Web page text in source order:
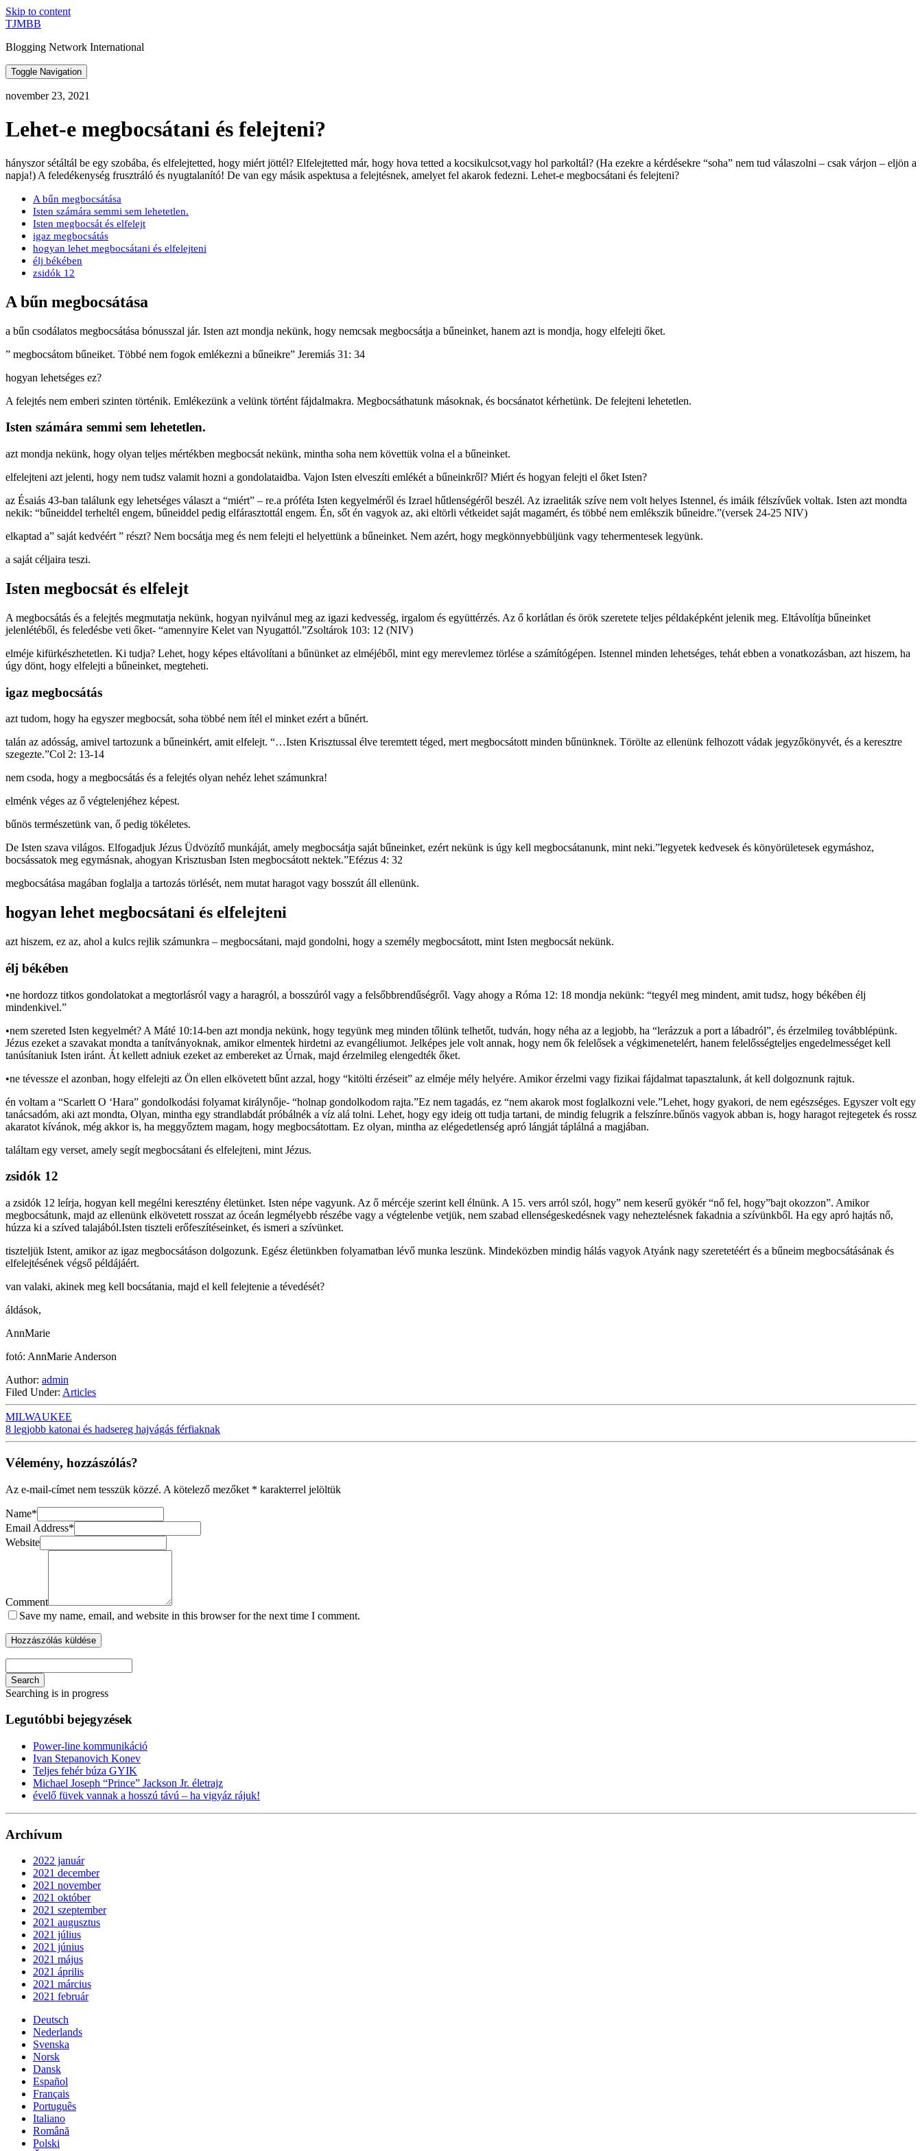
Skip to content
TJMBB
Blogging Network International
Toggle Navigation
november 23, 2021
Lehet-e megbocsátani és felejteni?
hányszor sétáltál be egy szobába, és elfelejtetted, hogy miért jöttél? Elfelejtetted már, hogy hova tetted a kocsikulcsot,vagy hol parkoltál? (Ha ezekre a kérdésekre “soha” nem tud válaszolni – csak várjon – eljön a
napja!) A feledékenység frusztráló és nyugtalanító! De van egy másik aspektusa a felejtésnek, amelyet fel akarok fedezni. Lehet-e megbocsátani és felejteni?
A bűn megbocsátása
Isten számára semmi sem lehetetlen.
Isten megbocsát és elfelejt
igaz megbocsátás
hogyan lehet megbocsátani és elfelejteni
élj békében
zsidók 12
A bűn megbocsátása
a bűn csodálatos megbocsátása bónusszal jár. Isten azt mondja nekünk, hogy nemcsak megbocsátja a bűneinket, hanem azt is mondja, hogy elfelejti őket.
” megbocsátom bűneiket. Többé nem fogok emlékezni a bűneikre” Jeremiás 31: 34
hogyan lehetséges ez?
A felejtés nem emberi szinten történik. Emlékezünk a velünk történt fájdalmakra. Megbocsáthatunk másoknak, és bocsánatot kérhetünk. De felejteni lehetetlen.
Isten számára semmi sem lehetetlen.
azt mondja nekünk, hogy olyan teljes mértékben megbocsát nekünk, mintha soha nem követtük volna el a bűneinket.
elfelejteni azt jelenti, hogy nem tudsz valamit hozni a gondolataidba. Vajon Isten elveszíti emlékét a bűneinkről? Miért és hogyan felejti el őket Isten?
az Ésaiás 43-ban találunk egy lehetséges választ a “miért” – re.a próféta Isten kegyelméről és Izrael hűtlenségéről beszél. Az izraeliták szíve nem volt helyes Istennel, és imáik félszívűek voltak. Isten azt mondta
nekik: “bűneiddel terheltél engem, bűneiddel pedig elfárasztottál engem. Én, sőt én vagyok az, aki eltörli vétkeidet saját magamért, és többé nem emlékszik bűneidre.”(versek 24-25 NIV)
elkaptad a” saját kedvéért ” részt? Nem bocsátja meg és nem felejti el helyettünk a bűneinket. Nem azért, hogy megkönnyebbüljünk vagy tehermentesek legyünk.
a saját céljaira teszi.
Isten megbocsát és elfelejt
A megbocsátás és a felejtés megmutatja nekünk, hogyan nyilvánul meg az igazi kedvesség, irgalom és együttérzés. Az ő korlátlan és örök szeretete teljes példaképként jelenik meg. Eltávolítja bűneinket
jelenlétéből, és feledésbe veti őket- “amennyire Kelet van Nyugattól.”Zsoltárok 103: 12 (NIV)
elméje kifürkészhetetlen. Ki tudja? Lehet, hogy képes eltávolítani a bűnünket az elméjéből, mint egy merevlemez törlése a számítógépen. Istennel minden lehetséges, tehát ebben a vonatkozásban, azt hiszem, ha
úgy dönt, hogy elfelejti a bűneinket, megteheti.
igaz megbocsátás
azt tudom, hogy ha egyszer megbocsát, soha többé nem ítél el minket ezért a bűnért.
talán az adósság, amivel tartozunk a bűneinkért, amit elfelejt. “…Isten Krisztussal élve teremtett téged, mert megbocsátott minden bűnünknek. Törölte az ellenünk felhozott vádak jegyzőkönyvét, és a keresztre
szegezte.”Col 2: 13-14
nem csoda, hogy a megbocsátás és a felejtés olyan nehéz lehet számunkra!
elménk véges az ő végtelenjéhez képest.
bűnös természetünk van, ő pedig tökéletes.
De Isten szava világos. Elfogadjuk Jézus Üdvözítő munkáját, amely megbocsátja saját bűneinket, ezért nekünk is úgy kell megbocsátanunk, mint neki.”legyetek kedvesek és könyörületesek egymáshoz,
bocsássatok meg egymásnak, ahogyan Krisztusban Isten megbocsátott nektek.”Efézus 4: 32
megbocsátása magában foglalja a tartozás törlését, nem mutat haragot vagy bosszút áll ellenünk.
hogyan lehet megbocsátani és elfelejteni
azt hiszem, ez az, ahol a kulcs rejlik számunkra – megbocsátani, majd gondolni, hogy a személy megbocsátott, mint Isten megbocsát nekünk.
élj békében
•ne hordozz titkos gondolatokat a megtorlásról vagy a haragról, a bosszúról vagy a felsőbbrendűségről. Vagy ahogy a Róma 12: 18 mondja nekünk: “tegyél meg mindent, amit tudsz, hogy békében élj
mindenkivel.”
•nem szereted Isten kegyelmét? A Máté 10:14-ben azt mondja nekünk, hogy tegyünk meg minden tőlünk telhetőt, tudván, hogy néha az a legjobb, ha “lerázzuk a port a lábadról”, és érzelmileg továbblépünk.
Jézus ezeket a szavakat mondta a tanítványoknak, amikor elmentek hirdetni az evangéliumot. Jelképes jele volt annak, hogy nem ők felelősek a végkimenetelért, hanem felelősségteljes engedelmességet kell
tanúsítaniuk Isten iránt. Át kellett adniuk ezeket az embereket az Úrnak, majd érzelmileg elengedték őket.
•ne tévessze el azonban, hogy elfelejti az Ön ellen elkövetett bűnt azzal, hogy “kitölti érzéseit” az elméje mély helyére. Amikor érzelmi vagy fizikai fájdalmat tapasztalunk, át kell dolgoznunk rajtuk.
én voltam a “Scarlett O ‘Hara” gondolkodási folyamat királynője- “holnap gondolkodom rajta.”Ez nem tagadás, ez “nem akarok most foglalkozni vele.”Lehet, hogy gyakori, de nem egészséges. Egyszer volt egy
tanácsadóm, aki azt mondta, Olyan, mintha egy strandlabdát próbálnék a víz alá tolni. Lehet, hogy egy ideig ott tudja tartani, de mindig felugrik a felszínre.bűnös vagyok abban is, hogy haragot rejtegetek és rossz
akaratot kívánok, még akkor is, ha meggyőztem magam, hogy megbocsátottam. Ez olyan, mintha az elégedetlenség apró lángját táplálná a magjában.
találtam egy verset, amely segít megbocsátani és elfelejteni, mint Jézus.
zsidók 12
a zsidók 12 leírja, hogyan kell megélni keresztény életünket. Isten népe vagyunk. Az ő mércéje szerint kell élnünk. A 15. vers arról szól, hogy” nem keserű gyökér “nő fel, hogy”bajt okozzon”. Amikor
megbocsátunk, majd az ellenünk elkövetett rosszat az óceán legmélyebb részébe vagy a végtelenbe vetjük, nem szabad ellenségeskedésnek vagy neheztelésnek fakadnia a szívünkből. Ha egy apró hajtás nő,
húzza ki a szíved talajából.Isten tiszteli erőfeszítéseinket, és ismeri a szívünket.
tiszteljük Istent, amikor az igaz megbocsátáson dolgozunk. Egész életünkben folyamatban lévő munka leszünk. Mindeközben mindig hálás vagyok Atyánk nagy szeretetéért és a bűneim megbocsátásának és
elfelejtésének végső példájáért.
van valaki, akinek meg kell bocsátania, majd el kell felejtenie a tévedését?
áldások,
AnnMarie
fotó: AnnMarie Anderson
Author: admin
Filed Under: Articles
MILWAUKEE
8 legjobb katonai és hadsereg hajvágás férfiaknak
Vélemény, hozzászólás?
Az e-mail-címet nem tesszük közzé. A kötelező mezőket * karakterrel jelöltük
Name*
Email Address*
Website
Comment
Save my name, email, and website in this browser for the next time I comment.
Search
Searching is in progress
Legutóbbi bejegyzések
Power-line kommunikáció
Ivan Stepanovich Konev
Teljes fehér búza GYIK
Michael Joseph “Prince” Jackson Jr. életrajz
évelő füvek vannak a hosszú távú – ha vigyáz rájuk!
Archívum
2022 január
2021 december
2021 november
2021 október
2021 szeptember
2021 augusztus
2021 július
2021 június
2021 május
2021 április
2021 március
2021 február
Deutsch
Nederlands
Svenska
Norsk
Dansk
Español
Français
Português
Italiano
Română
Polski